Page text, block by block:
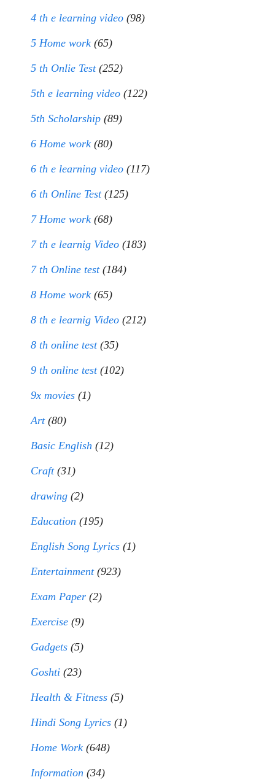
4 th e learning video (98)
5 Home work (65)
5 th Onlie Test(252)
5th e learning video (122)
5th Scholarship (89)
6 Home work (80)
6 th e learning video (117)
6 th Online Test(125)
7 Home work (68)
7 th e learnig Video (183)
7 th Online test(184)
8 Home work (65)
8 th e learnig Video (212)
8 th online test(35)
9 th online test(102)
9x movies (1)
Art(80)
Basic English (12)
Craft(31)
drawing (2)
Education (195)
English Song Lyrics (1)
Entertainment(923)
Exam Paper (2)
Exercise (9)
Gadgets (5)
Goshti (23)
Health & Fitness (5)
Hindi Song Lyrics (1)
Home Work (648)
Information (34)